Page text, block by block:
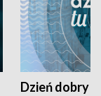
Dzień dobry